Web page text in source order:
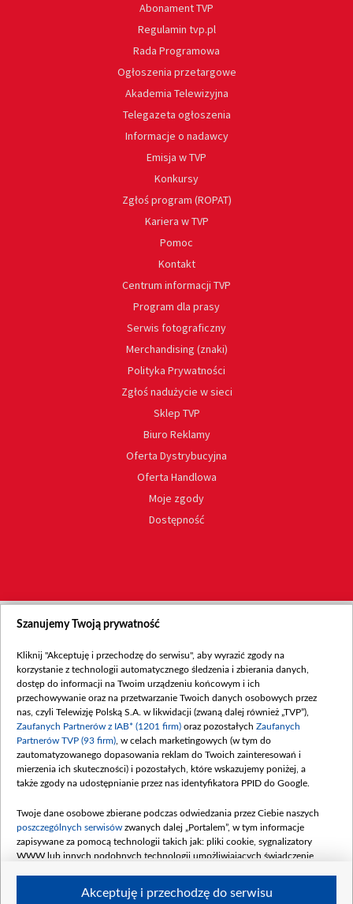
Abonament TVP
Regulamin tvp.pl
Rada Programowa
Ogłoszenia przetargowe
Akademia Telewizyjna
Telegazeta ogłoszenia
Informacje o nadawcy
Emisja w TVP
Konkursy
Zgłoś program (ROPAT)
Kariera w TVP
Pomoc
Kontakt
Centrum informacji TVP
Program dla prasy
Serwis fotograficzny
Merchandising (znaki)
Polityka Prywatności
Zgłoś nadużycie w sieci
Sklep TVP
Biuro Reklamy
Oferta Dystrybucyjna
Oferta Handlowa
Moje zgody
Dostępność
Szanujemy Twoją prywatność
Kliknij "Akceptuję i przechodzę do serwisu", aby wyrazić zgody na
korzystanie z technologii automatycznego śledzenia i zbierania danych,
dostęp do informacji na Twoim urządzeniu końcowym i ich
przechowywanie oraz na przetwarzanie Twoich danych osobowych przez
nas, czyli Telewizję Polską S.A. w likwidacji (zwaną dalej również „TVP”),
Zaufanych Partnerów z IAB* (1201 firm) oraz pozostałych Zaufanych
Partnerów TVP (93 firm) , w celach marketingowych (w tym do
zautomatyzowanego dopasowania reklam do Twoich zainteresowań i
mierzenia ich skuteczności) i pozostałych, które wskazujemy poniżej, a
także zgody na udostępnianie przez nas identyfikatora PPID do Google.
Twoje dane osobowe zbierane podczas odwiedzania przez Ciebie naszych
poszczególnych serwisów zwanych dalej „Portalem”, w tym informacje
zapisywane za pomocą technologii takich jak: pliki cookie, sygnalizatory
WWW lub innych podobnych technologii umożliwiających świadczenie
Akceptuję i przechodzę do serwisu